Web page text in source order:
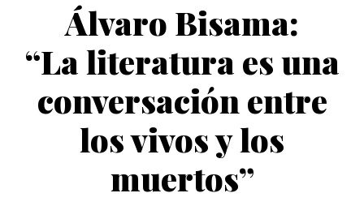
Álvaro Bisama:
“La literatura es una
conversación entre
los vivos y los
muertos”